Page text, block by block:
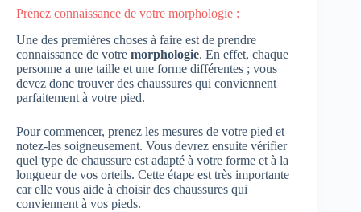
Prenez connaissance de votre morphologie :
Une des premières choses à faire est de prendre
connaissance de votre morphologie. En effet, chaque
personne a une taille et une forme différentes ; vous
devez donc trouver des chaussures qui conviennent
parfaitement à votre pied.
Pour commencer, prenez les mesures de votre pied et
notez-les soigneusement. Vous devrez ensuite vérifier
quel type de chaussure est adapté à votre forme et à la
longueur de vos orteils. Cette étape est très importante
car elle vous aide à choisir des chaussures qui
conviennent à vos pieds.